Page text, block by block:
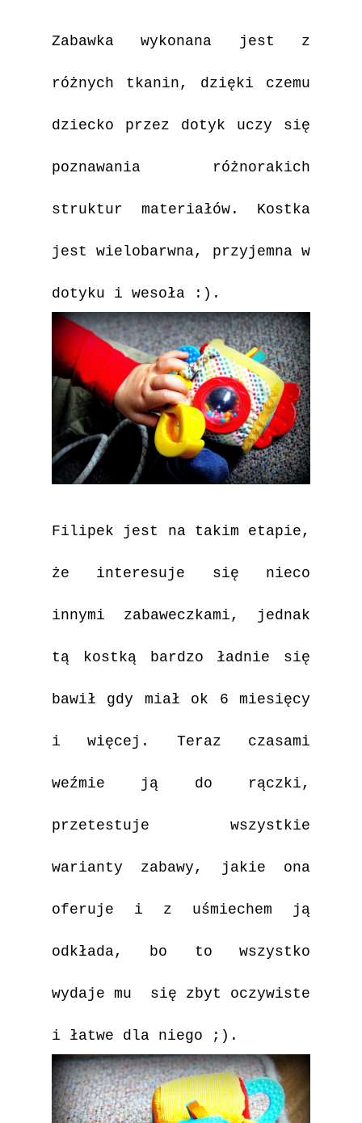
Zabawka wykonana jest z
różnych tkanin, dzięki czemu
dziecko przez dotyk uczy się
poznawania różnorakich
struktur materiałów. Kostka
jest wielobarwna, przyjemna w
dotyku i wesoła :) .
Filipek jest na takim etapie,
że interesuje się nieco
innymi zabaweczkami, jednak
tą kostką bardzo ładnie się
bawił gdy miał ok 6 miesięcy
i więcej. Teraz czasami
weźmie ją do rączki,
przetestuje wszystkie
warianty zabawy, jakie ona
oferuje i z uśmiechem ją
odkłada, bo to wszystko
wydaje mu się zbyt oczywiste
i łatwe dla niego ;).